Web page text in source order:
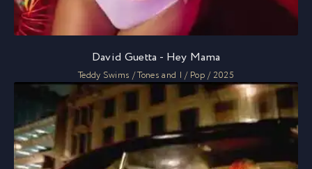
David Guetta - Hey Mama
Teddy Swims / Tones and I / Pop / 2025